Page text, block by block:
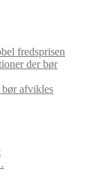
fredsprisen
der bør
bør afvikles